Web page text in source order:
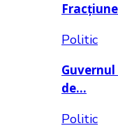
Politic
de…
Politic